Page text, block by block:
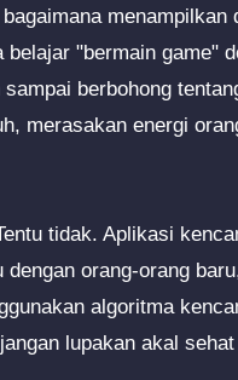
menampilkan
"bermain game"
berbohong
merasakan energi
tidak. Aplikasi
orang-orang
algoritma
lupakan akal